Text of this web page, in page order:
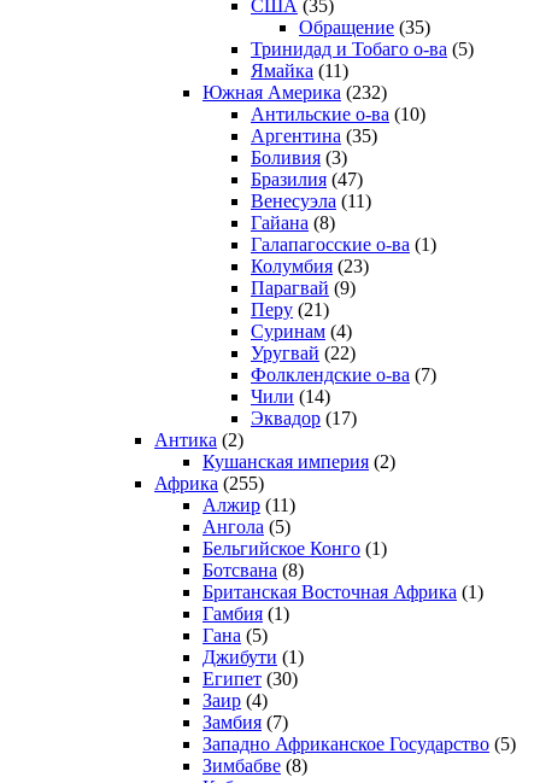
США (35)
Обращение (35)
Тринидад и Тобаго о-ва (5)
Ямайка (11)
Южная Америка (232)
Антильские о-ва (10)
Аргентина (35)
Боливия (3)
Бразилия (47)
Венесуэла (11)
Гайана (8)
Галапагосские о-ва (1)
Колумбия (23)
Парагвай (9)
Перу (21)
Суринам (4)
Уругвай (22)
Фолклендские о-ва (7)
Чили (14)
Эквадор (17)
Антика (2)
Кушанская империя (2)
Африка (255)
Алжир (11)
Ангола (5)
Бельгийское Конго (1)
Ботсвана (8)
Британская Восточная Африка (1)
Гамбия (1)
Гана (5)
Джибути (1)
Египет (30)
Заир (4)
Замбия (7)
Западно Африканское Государство (5)
Зимбабве (8)